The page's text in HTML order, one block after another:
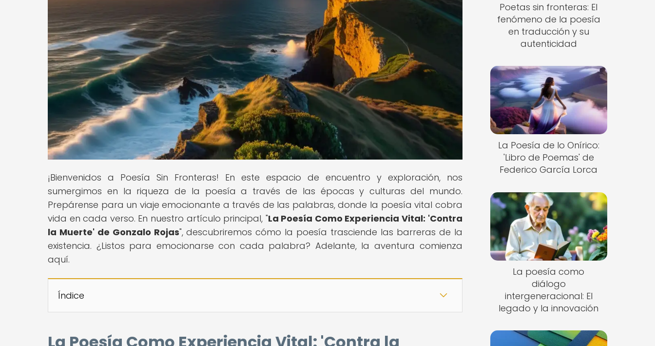
¡Bienvenidos a Poesía Sin Fronteras! En este espacio de encuentro y exploración, nos
sumergimos en la riqueza de la poesía a través de las épocas y culturas del mundo.
Prepárense para un viaje emocionante a través de las palabras, donde la poesía vital cobra
vida en cada verso. En nuestro artículo principal, "La Poesía Como Experiencia Vital: 'Contra
la Muerte' de Gonzalo Rojas", descubriremos cómo la poesía trasciende las barreras de la
existencia. ¿Listos para emocionarse con cada palabra? Adelante, la aventura comienza
aquí.
Índice
Poetas sin fronteras: El
fenómeno de la poesía
en traducción y su
autenticidad
La Poesía de lo Onírico:
'Libro de Poemas' de
Federico García Lorca
La poesía como
diálogo
intergeneracional: El
legado y la innovación